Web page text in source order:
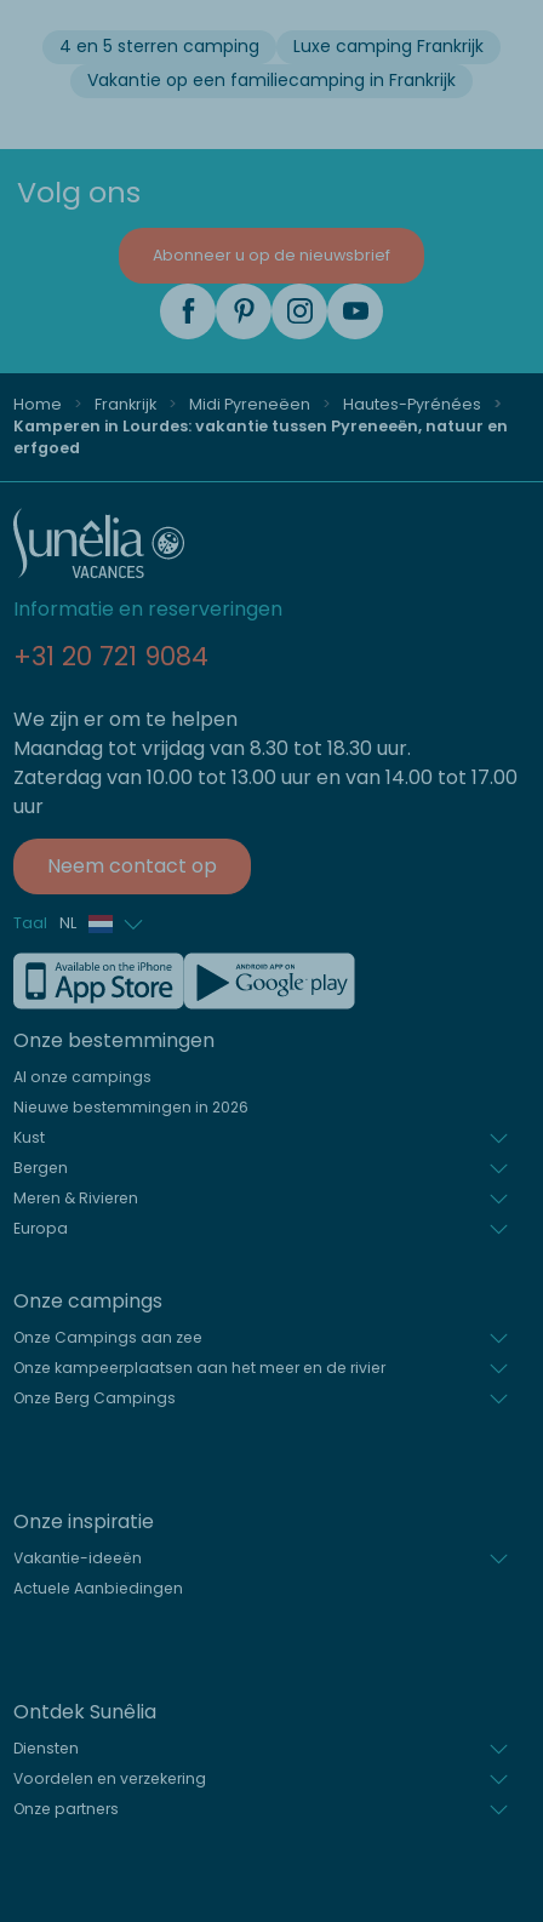
4 en 5 sterren camping
Luxe camping Frankrijk
Vakantie op een familiecamping in Frankrijk
Volg ons
Abonneer u op de nieuwsbrief
Home Frankrijk Midi Pyreneëen
Hautes-Pyrénées
Kamperen in Lourdes: vakantie tussen Pyreneeën, natuur en
erfgoed
Informatie en reserveringen
+31 20 721 9084
We zijn er om te helpen
Maandag tot vrijdag van 8.30 tot 18.30 uur.
Zaterdag van 10.00 tot 13.00 uur en van 14.00 tot 17.00
uur
Neem contact op
Taal NL
Frans
Engels
Duits
Italiaans
Onze bestemmingen
Al onze campings
Nieuwe bestemmingen in 2026
Kust
Bergen
Meren & Rivieren
Europa
Onze campings
Onze Campings aan zee
Onze kampeerplaatsen aan het meer en de rivier
Onze Berg Campings
Onze inspiratie
Vakantie-ideeën
Actuele Aanbiedingen
Ontdek Sunêlia
Diensten
Voordelen en verzekering
Onze partners